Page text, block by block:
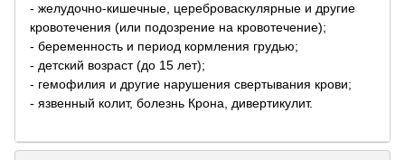
- желудочно-кишечные, цереброваскулярные и другие
кровотечения (или подозрение на кровотечение);
- беременность и период кормления грудью;
- детский возраст (до 15 лет);
- гемофилия и другие нарушения свертывания крови;
- язвенный колит, болезнь Крона, дивертикулит.